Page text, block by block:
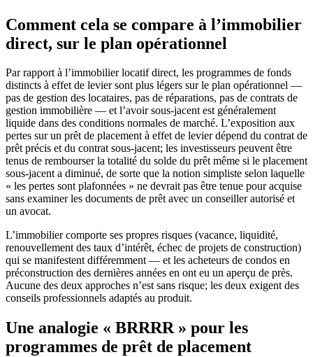
Comment cela se compare à l’immobilier
direct, sur le plan opérationnel
Par rapport à l’immobilier locatif direct, les programmes de fonds
distincts à effet de levier sont plus légers sur le plan opérationnel —
pas de gestion des locataires, pas de réparations, pas de contrats de
gestion immobilière — et l’avoir sous-jacent est généralement
liquide dans des conditions normales de marché. L’exposition aux
pertes sur un prêt de placement à effet de levier dépend du contrat de
prêt précis et du contrat sous-jacent; les investisseurs peuvent être
tenus de rembourser la totalité du solde du prêt même si le placement
sous-jacent a diminué, de sorte que la notion simpliste selon laquelle
« les pertes sont plafonnées » ne devrait pas être tenue pour acquise
sans examiner les documents de prêt avec un conseiller autorisé et
un avocat.
L’immobilier comporte ses propres risques (vacance, liquidité,
renouvellement des taux d’intérêt, échec de projets de construction)
qui se manifestent différemment — et les acheteurs de condos en
préconstruction des dernières années en ont eu un aperçu de près.
Aucune des deux approches n’est sans risque; les deux exigent des
conseils professionnels adaptés au produit.
Une analogie « BRRRR » pour les
programmes de prêt de placement